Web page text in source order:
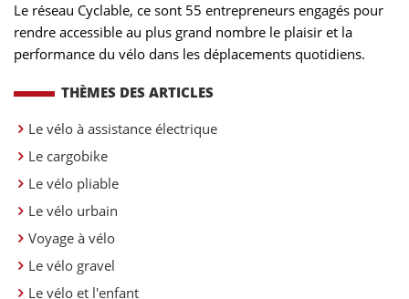
Le réseau Cyclable, ce sont 55 entrepreneurs engagés pour
rendre accessible au plus grand nombre le plaisir et la
performance du vélo dans les déplacements quotidiens.
THÈMES DES ARTICLES
Le vélo à assistance électrique
Le cargobike
Le vélo pliable
Le vélo urbain
Voyage à vélo
Le vélo gravel
Le vélo et l'enfant